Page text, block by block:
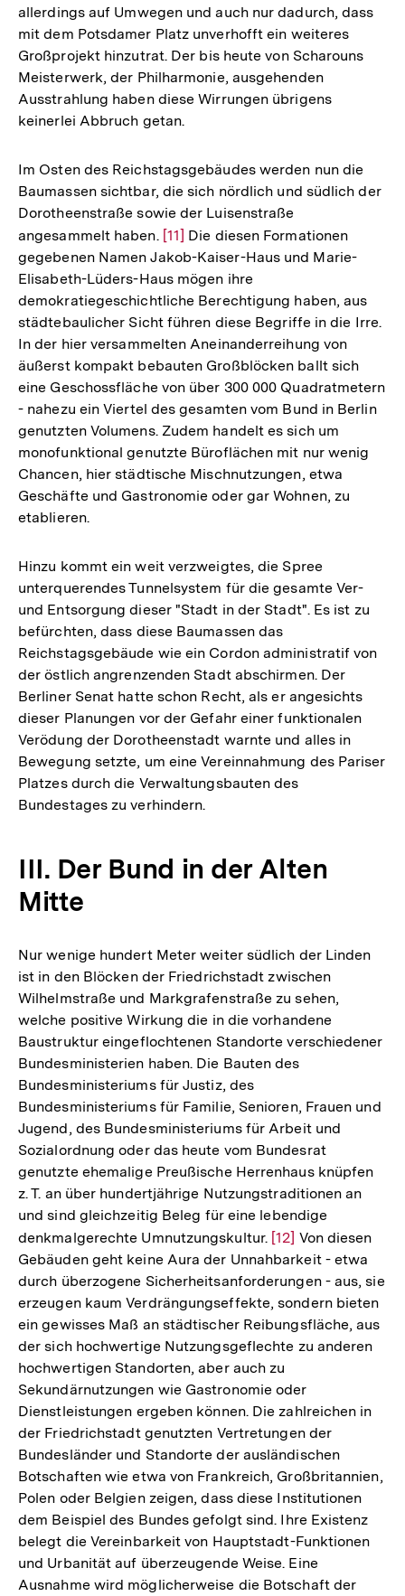
allerdings auf Umwegen und auch nur dadurch, dass
mit dem Potsdamer Platz unverhofft ein weiteres
Großprojekt hinzutrat. Der bis heute von Scharouns
Meisterwerk, der Philharmonie, ausgehenden
Ausstrahlung haben diese Wirrungen übrigens
keinerlei Abbruch getan.
Im Osten des Reichstagsgebäudes werden nun die
Baumassen sichtbar, die sich nördlich und südlich der
Dorotheenstraße sowie der Luisenstraße
angesammelt haben. Zur
Auflösung
der
Fußnote
[11] Die diesen Formationen
gegebenen Namen Jakob-Kaiser-Haus und Marie-
Elisabeth-Lüders-Haus mögen ihre
demokratiegeschichtliche Berechtigung haben, aus
städtebaulicher Sicht führen diese Begriffe in die Irre.
In der hier versammelten Aneinanderreihung von
äußerst kompakt bebauten Großblöcken ballt sich
eine Geschossfläche von über 300 000 Quadratmetern
- nahezu ein Viertel des gesamten vom Bund in Berlin
genutzten Volumens. Zudem handelt es sich um
monofunktional genutzte Büroflächen mit nur wenig
Chancen, hier städtische Mischnutzungen, etwa
Geschäfte und Gastronomie oder gar Wohnen, zu
etablieren.
Hinzu kommt ein weit verzweigtes, die Spree
unterquerendes Tunnelsystem für die gesamte Ver-
und Entsorgung dieser "Stadt in der Stadt". Es ist zu
befürchten, dass diese Baumassen das
Reichstagsgebäude wie ein Cordon administratif von
der östlich angrenzenden Stadt abschirmen. Der
Berliner Senat hatte schon Recht, als er angesichts
dieser Planungen vor der Gefahr einer funktionalen
Verödung der Dorotheenstadt warnte und alles in
Bewegung setzte, um eine Vereinnahmung des Pariser
Platzes durch die Verwaltungsbauten des
Bundestages zu verhindern.
III. Der Bund in der Alten
Mitte
Nur wenige hundert Meter weiter südlich der Linden
ist in den Blöcken der Friedrichstadt zwischen
Wilhelmstraße und Markgrafenstraße zu sehen,
welche positive Wirkung die in die vorhandene
Baustruktur eingeflochtenen Standorte verschiedener
Bundesministerien haben. Die Bauten des
Bundesministeriums für Justiz, des
Bundesministeriums für Familie, Senioren, Frauen und
Jugend, des Bundesministeriums für Arbeit und
Sozialordnung oder das heute vom Bundesrat
genutzte ehemalige Preußische Herrenhaus knüpfen
z. T. an über hundertjährige Nutzungstraditionen an
und sind gleichzeitig Beleg für eine lebendige
denkmalgerechte Umnutzungskultur. Zur
Auflösung
der
Fußnote
[12] Von diesen
Gebäuden geht keine Aura der Unnahbarkeit - etwa
durch überzogene Sicherheitsanforderungen - aus, sie
erzeugen kaum Verdrängungseffekte, sondern bieten
ein gewisses Maß an städtischer Reibungsfläche, aus
der sich hochwertige Nutzungsgeflechte zu anderen
hochwertigen Standorten, aber auch zu
Sekundärnutzungen wie Gastronomie oder
Dienstleistungen ergeben können. Die zahlreichen in
der Friedrichstadt genutzten Vertretungen der
Bundesländer und Standorte der ausländischen
Botschaften wie etwa von Frankreich, Großbritannien,
Polen oder Belgien zeigen, dass diese Institutionen
dem Beispiel des Bundes gefolgt sind. Ihre Existenz
belegt die Vereinbarkeit von Hauptstadt-Funktionen
und Urbanität auf überzeugende Weise. Eine
Ausnahme wird möglicherweise die Botschaft der